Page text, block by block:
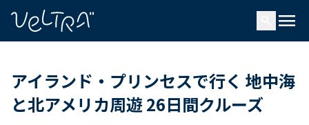
menu
アイランド・プリンセスで行く 地中海
と北アメリカ周遊 26日間クルーズ